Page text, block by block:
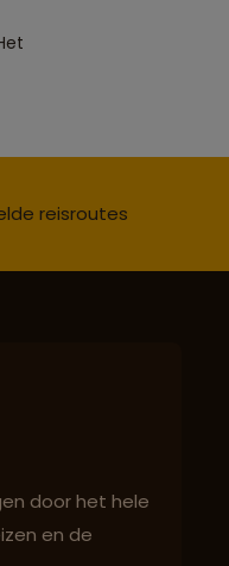
reisroutes
door het hele
en de